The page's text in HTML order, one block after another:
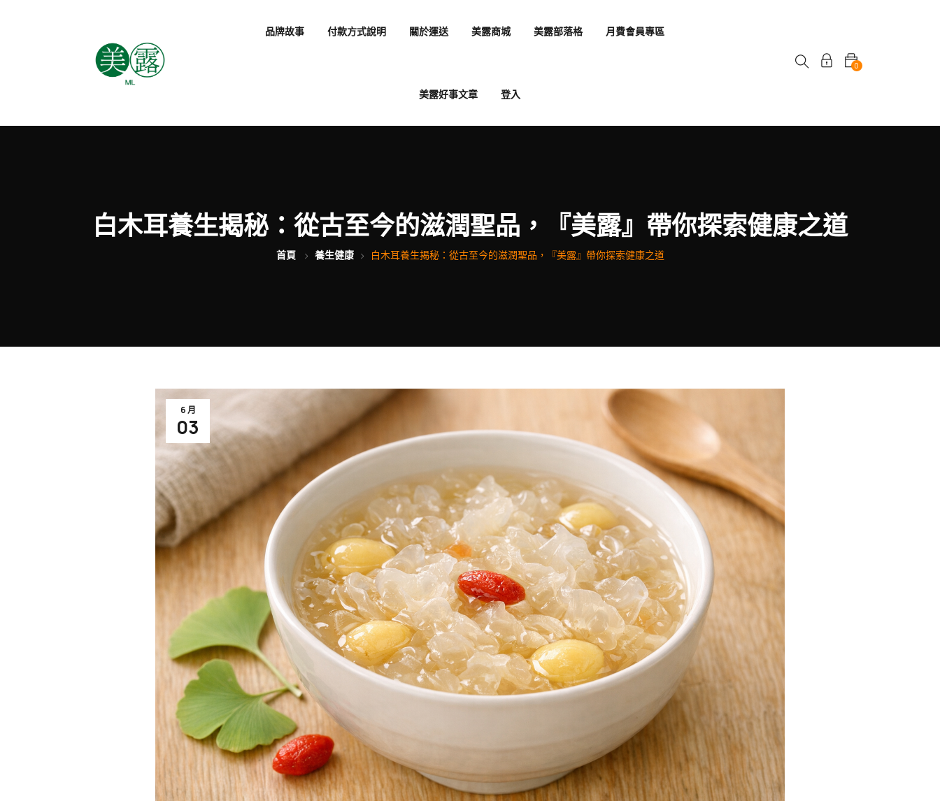
品牌故事 付款方式說明 關於運送 美露商城 美露部落格 月費會員專區
美露好事文章 登入
0
白木耳養生揭秘：從古至今的滋潤聖品，『美露』帶你探索健康之道
首頁 養生健康 白木耳養生揭秘：從古至今的滋潤聖品，『美露』帶你探索健康之道
6 月
03